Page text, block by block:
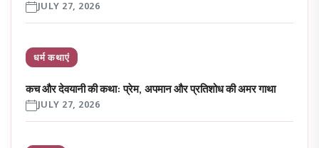
JULY 27, 2026
धर्म कथाएं
कच और देवयानी की कथा: प्रेम, अपमान और प्रतिशोध की अमर गाथा
JULY 27, 2026